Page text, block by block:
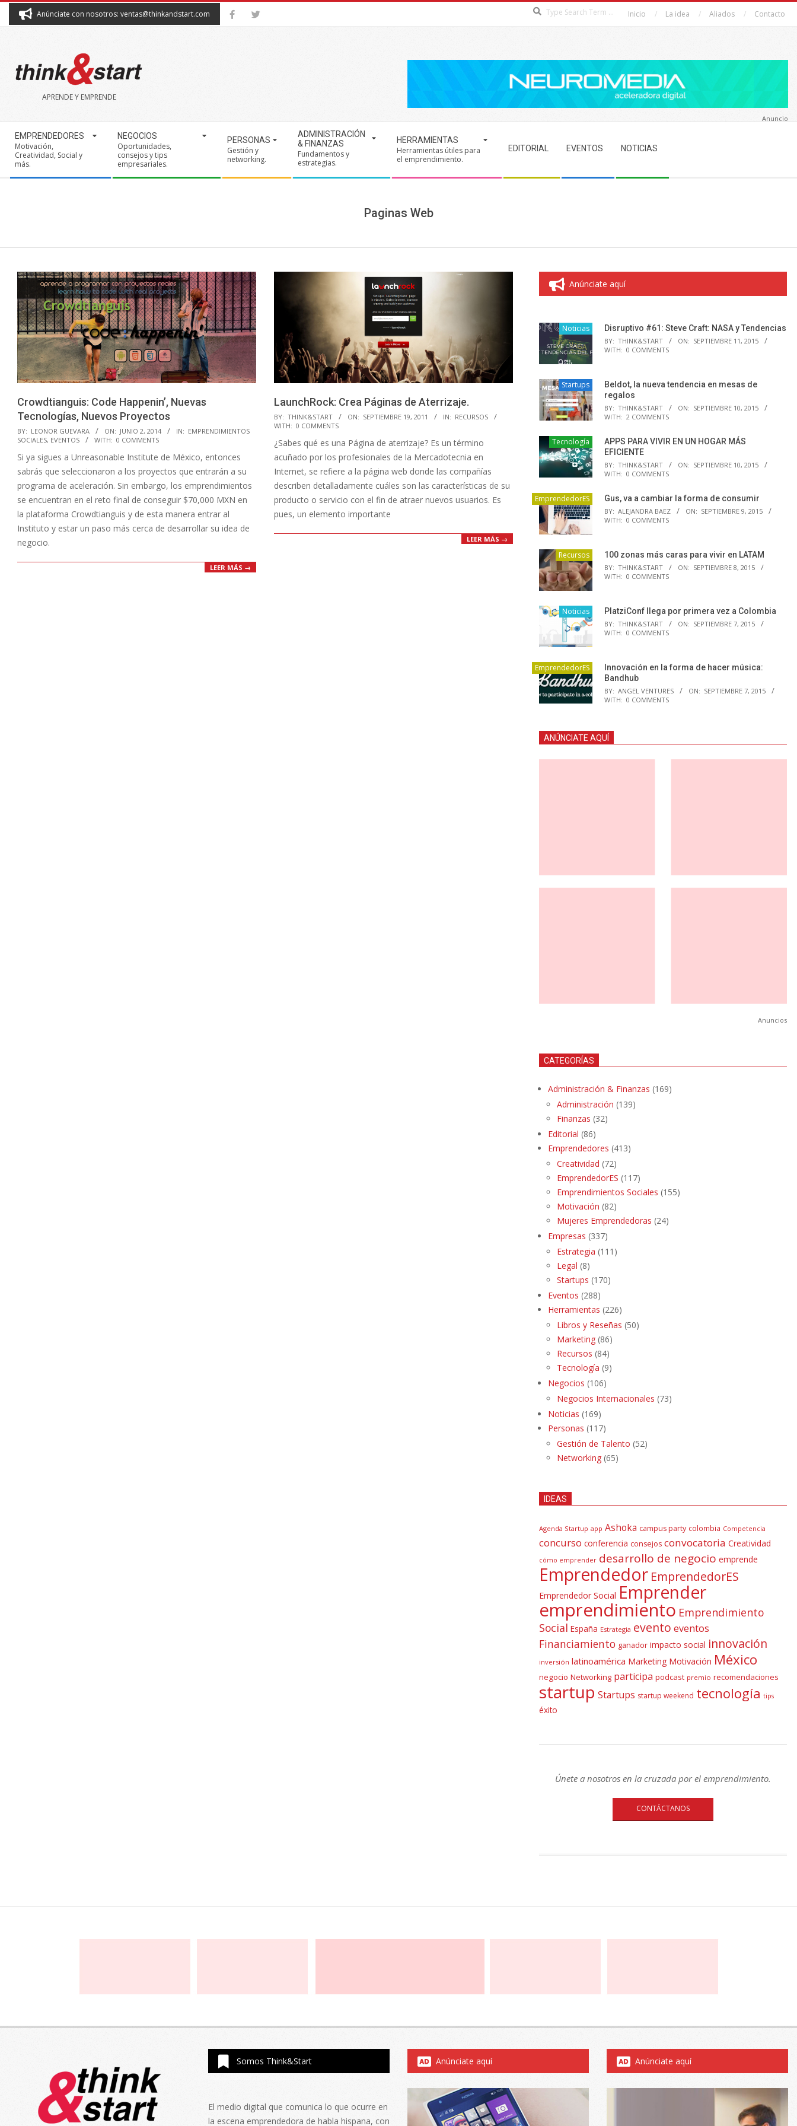
Anúnciate con nosotros: ventas@thinkandstart.com Inicio La idea Aliados Contacto
THINK&START
APRENDE Y EMPRENDE
Navigation
Menu
EMPRENDEDORES
Motivación,
Creatividad, Social y
más.
NEGOCIOS
Oportunidades,
consejos y tips
empresariales.
PERSONAS
Gestión y
networking.
ADMINISTRACIÓN
& FINANZAS
Fundamentos y
estrategias.
HERRAMIENTAS
Herramientas útiles para
el emprendimiento.
EDITORIAL EVENTOS NOTICIAS
Anuncio
Paginas Web
Crowdtianguis: Code Happenin’, Nuevas
Tecnologías, Nuevos Proyectos
2014-
06-
02
BY: LEONOR GUEVARA ON: JUNIO 2, 2014 IN: EMPRENDIMIENTOS
SOCIALES, EVENTOS WITH: 0 COMMENTS
Si ya sigues a Unreasonable Institute de México, entonces
sabrás que seleccionaron a los proyectos que entrarán a su
programa de aceleración. Sin embargo, los emprendimientos
se encuentran en el reto final de conseguir $70,000 MXN en
la plataforma Crowdtianguis y de esta manera entrar al
Instituto y estar un paso más cerca de desarrollar su idea de
negocio.
LEER MÁS →
LaunchRock: Crea Páginas de Aterrizaje.
2011-
09-
19
BY: THINK&START ON: SEPTIEMBRE 19, 2011 IN: RECURSOS
WITH: 0 COMMENTS
¿Sabes qué es una Página de aterrizaje? Es un término
acuñado por los profesionales de la Mercadotecnia en
Internet, se refiere a la página web donde las compañías
describen detalladamente cuáles son las características de su
producto o servicio con el fin de atraer nuevos usuarios. Es
pues, un elemento importante
LEER MÁS →
Anúnciate aquí
Noticias Disruptivo #61: Steve Craft: NASA y Tendencias
BY: THINK&START ON: SEPTIEMBRE 11, 2015
WITH: 0 COMMENTS
Startups
Beldot, la nueva tendencia en mesas de
regalos
BY: THINK&START ON: SEPTIEMBRE 10, 2015
WITH: 2 COMMENTS
Tecnología
APPS PARA VIVIR EN UN HOGAR MÁS
EFICIENTE
BY: THINK&START ON: SEPTIEMBRE 10, 2015
WITH: 0 COMMENTS
EmprendedorES Gus, va a cambiar la forma de consumir
BY: ALEJANDRA BAEZ ON: SEPTIEMBRE 9, 2015
WITH: 0 COMMENTS
Recursos 100 zonas más caras para vivir en LATAM
BY: THINK&START ON: SEPTIEMBRE 8, 2015
WITH: 0 COMMENTS
Noticias PlatziConf llega por primera vez a Colombia
BY: THINK&START ON: SEPTIEMBRE 7, 2015
WITH: 0 COMMENTS
EmprendedorES
Innovación en la forma de hacer música:
Bandhub
BY: ANGEL VENTURES ON: SEPTIEMBRE 7, 2015
WITH: 0 COMMENTS
ANÚNCIATE AQUÍ
Anuncios
CATEGORÍAS
Administración & Finanzas (169)
Administración (139)
Finanzas (32)
Editorial (86)
Emprendedores (413)
Creatividad (72)
EmprendedorES (117)
Emprendimientos Sociales (155)
Motivación (82)
Mujeres Emprendedoras (24)
Empresas (337)
Estrategia (111)
Legal (8)
Startups (170)
Eventos (288)
Herramientas (226)
Libros y Reseñas (50)
Marketing (86)
Recursos (84)
Tecnología (9)
Negocios (106)
Negocios Internacionales (73)
Noticias (169)
Personas (117)
Gestión de Talento (52)
Networking (65)
IDEAS
Agenda Startup app Ashoka campus party colombia Competencia
concurso conferencia consejos convocatoria Creatividad
cómo emprender desarrollo de negocio emprende
Emprendedor EmprendedorES
Emprendedor Social Emprender
emprendimiento Emprendimiento
Social España Estrategia evento eventos
Financiamiento ganador impacto social innovación
inversión latinoamérica Marketing Motivación México
negocio Networking participa podcast premio recomendaciones
startup Startups startup weekend tecnología tips
éxito
Únete a nosotros en la cruzada por el emprendimiento.
CONTÁCTANOS
Somos Think&Start
El medio digital que comunica lo que ocurre en
la escena emprendedora de habla hispana, con
Anúnciate aquí Anúnciate aquí